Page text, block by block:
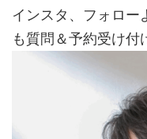
インスタ、フォロー
も質問＆予約受け付